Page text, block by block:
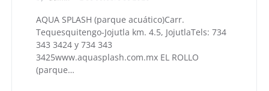
AQUA SPLASH (parque acuático)Carr.
Tequesquitengo-Jojutla km. 4.5, JojutlaTels: 734
343 3424 y 734 343
3425www.aquasplash.com.mx EL ROLLO
(parque…